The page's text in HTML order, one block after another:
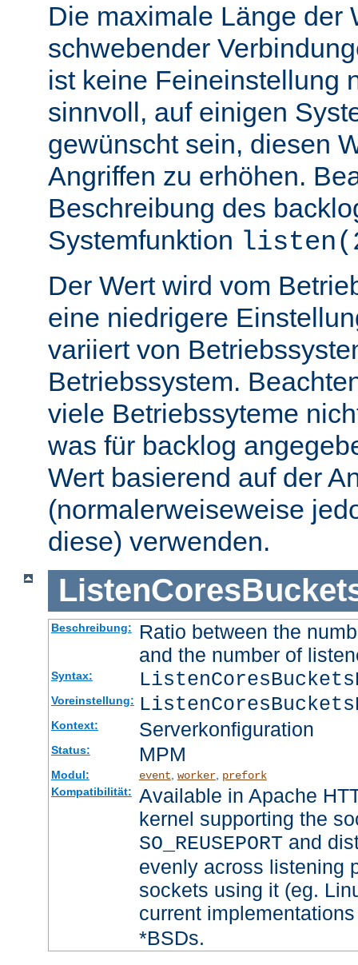
Die maximale Länge der
schwebender
ist keine Feineinstellung
sinnvoll, auf einigen
gewünscht sein, diesen
Angriffen zu erhöhen.
Beschreibung des
Systemfunktion
Der Wert wird vom
eine niedrigere
variiert von
Betriebssystem.
viele Betriebssyteme
was für backlog
Wert basierend auf der
(normalerweiseweise
diese) verwenden.
Beschreibung:
Ratio between the
and the number of
Syntax:
Voreinstellung:
Kontext: Serverkonfiguration
Status: MPM
Modul: event worker, prefork
Kompatibilität:
Available in Apache
kernel supporting the
SO_REUSEPORT and
evenly across listening
sockets using it (eg.
current
*BSDs.